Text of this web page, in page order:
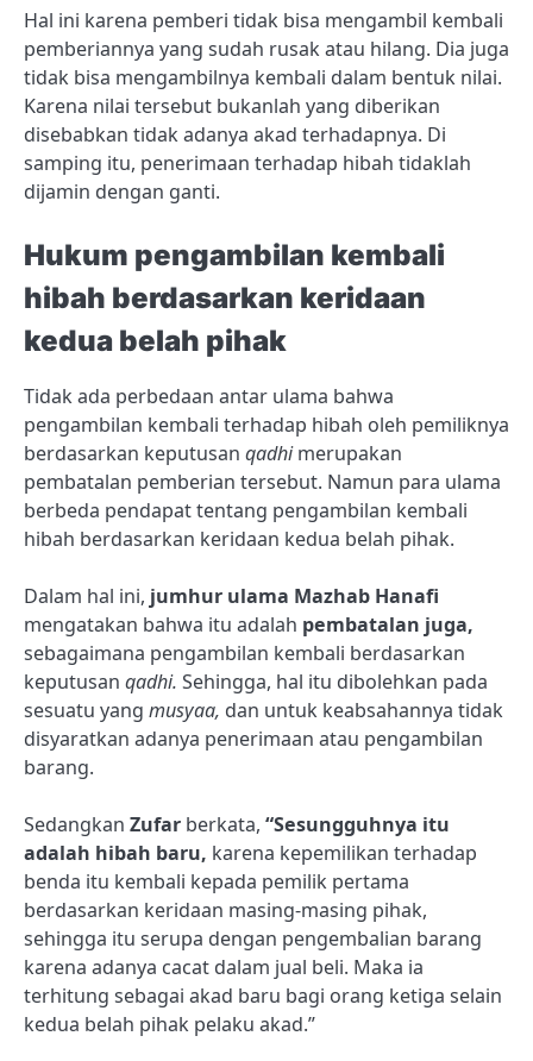
Hal ini karena pemberi tidak bisa mengambil kembali
pemberiannya yang sudah rusak atau hilang. Dia juga
tidak bisa mengambilnya kembali dalam bentuk nilai.
Karena nilai tersebut bukanlah yang diberikan
disebabkan tidak adanya akad terhadapnya. Di
samping itu, penerimaan terhadap hibah tidaklah
dijamin dengan ganti.
Hukum pengambilan kembali
hibah berdasarkan keridaan
kedua belah pihak
Tidak ada perbedaan antar ulama bahwa
pengambilan kembali terhadap hibah oleh pemiliknya
berdasarkan keputusan qadhimerupakan
pembatalan pemberian tersebut. Namun para ulama
berbeda pendapat tentang pengambilan kembali
hibah berdasarkan keridaan kedua belah pihak.
Dalam hal ini, jumhur ulama Mazhab Hanafi
mengatakan bahwa itu adalah pembatalan juga,
sebagaimana pengambilan kembali berdasarkan
keputusan qadhi. Sehingga, hal itu dibolehkan pada
sesuatu yang musyaa, dan untuk keabsahannya tidak
disyaratkan adanya penerimaan atau pengambilan
barang.
Sedangkan Zufar berkata, “Sesungguhnya itu
adalah hibah baru, karena kepemilikan terhadap
benda itu kembali kepada pemilik pertama
berdasarkan keridaan masing-masing pihak,
sehingga itu serupa dengan pengembalian barang
karena adanya cacat dalam jual beli. Maka ia
terhitung sebagai akad baru bagi orang ketiga selain
kedua belah pihak pelaku akad.”